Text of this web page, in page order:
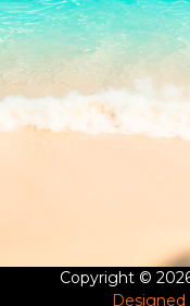
Copyright ©